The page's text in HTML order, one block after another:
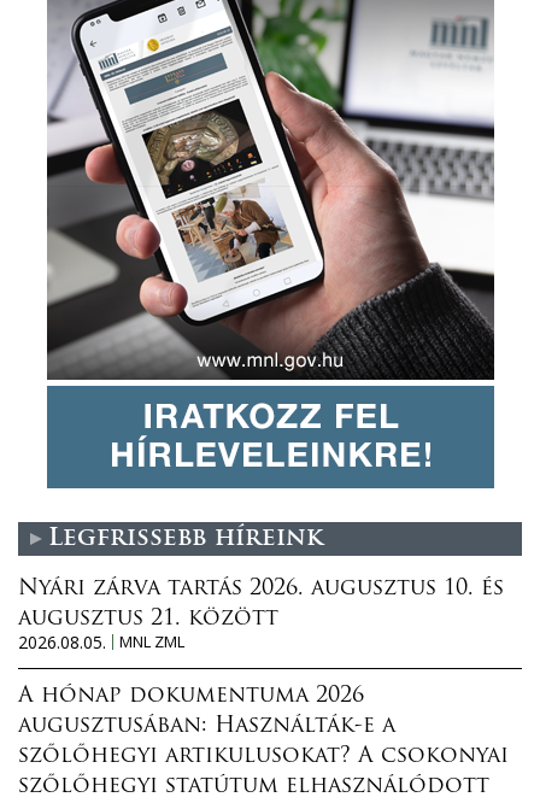
Legfrissebb híreink
Nyári zárva tartás 2026. augusztus 10. és
augusztus 21. között
2026.08.05.
MNL ZML
A hónap dokumentuma 2026
augusztusában: Használták-e a
szőlőhegyi artikulusokat? A csokonyai
szőlőhegyi statútum elhasználódott